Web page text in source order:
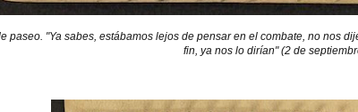
paseo. "Ya sabes, estábamos lejos de pensar en el combate, no nos
fin, ya nos lo dirían" (2 de